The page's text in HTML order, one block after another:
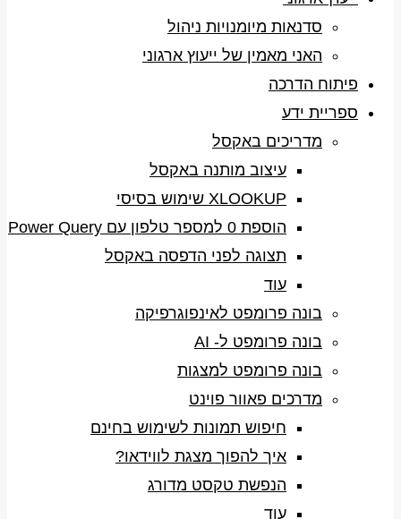
סדנאות מיומנויות ניהול
האני מאמין של ייעוץ ארגוני
פיתוח הדרכה
ספריית ידע
מדריכים באקסל
עיצוב מותנה באקסל
XLOOKUP שימוש בסיסי
הוספת 0 למספר טלפון עם Power Query
תצוגה לפני הדפסה באקסל
עוד
בונה פרומפט לאינפוגרפיקה
בונה פרומפט ל- AI
בונה פרומפט למצגות
מדרכים פאוור פוינט
חיפוש תמונות לשימוש בחינם
איך להפוך מצגת לווידאו?
הנפשת טקסט מדורג
עוד